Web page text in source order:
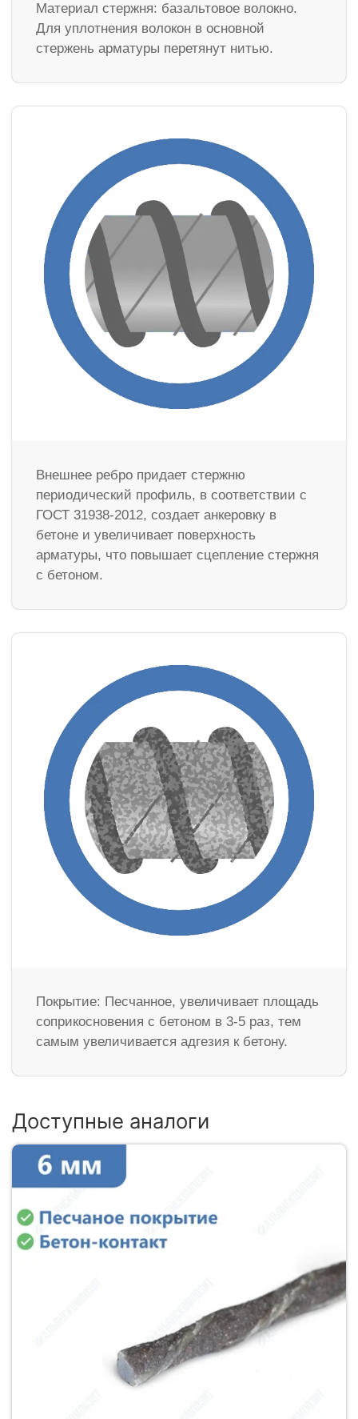
Материал стержня: базальтовое волокно.
Для уплотнения волокон в основной
стержень арматуры перетянут нитью.
Внешнее ребро придает стержню
периодический профиль, в соответствии с
ГОСТ 31938-2012, создает анкеровку в
бетоне и увеличивает поверхность
арматуры, что повышает сцепление стержня
с бетоном.
Покрытие: Песчанное, увеличивает площадь
соприкосновения с бетоном в 3-5 раз, тем
самым увеличивается адгезия к бетону.
Доступные аналоги